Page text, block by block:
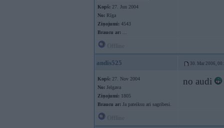
Kopš: 27. Jun 2004
No: Rīga
Ziņojumi: 4543
Braucu ar:
andis525 30. Mar 2006,
Kopš: 27. Nov 2004
No: Jelgava
Ziņojumi: 1805
Braucu ar: Ja pateiksu ari sagribesi.
no audi